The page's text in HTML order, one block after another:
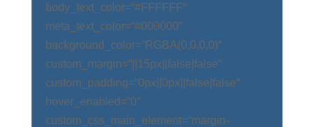
body_text_color=“#FFFFFF“
meta_text_color=“#000000″
background_color=“RGBA(0,0,0,0)“
custom_margin=“||15px||false|false“
custom_padding=“0px||0px||false|false“
hover_enabled=“0″
custom_css_main_element=“margin-